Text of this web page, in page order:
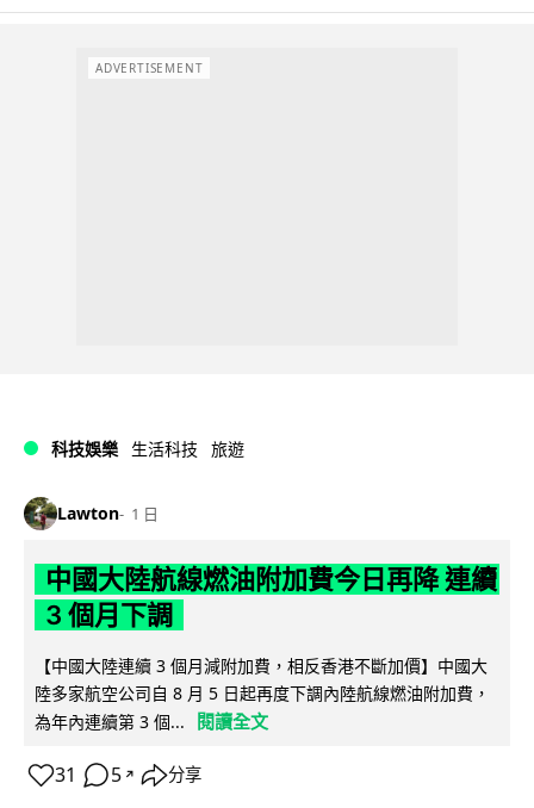
ADVERTISEMENT
科技娛樂 生活科技 旅遊
Lawton 1 日
中國大陸航線燃油附加費今日再降 連續
3 個月下調
【中國大陸連續 3 個月減附加費，相反香港不斷加價】中國大
陸多家航空公司自 8 月 5 日起再度下調內陸航線燃油附加費，
為年內連續第 3 個...
閱讀全文
31 5 ↗ 分享